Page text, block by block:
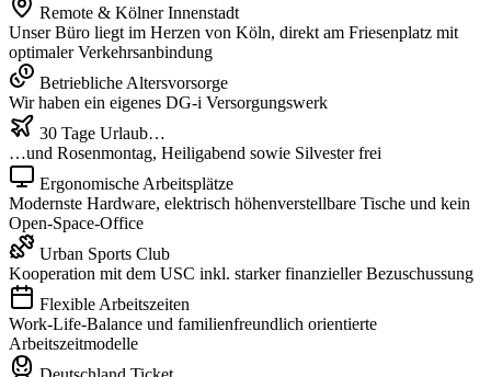
Remote & Kölner Innenstadt
Unser Büro liegt im Herzen von Köln, direkt am Friesenplatz mit
optimaler Verkehrsanbindung
Betriebliche Altersvorsorge
Wir haben ein eigenes DG-i Versorgungswerk
30 Tage Urlaub…
…und Rosenmontag, Heiligabend sowie Silvester frei
Ergonomische Arbeitsplätze
Modernste Hardware, elektrisch höhenverstellbare Tische und kein
Open-Space-Office
Urban Sports Club
Kooperation mit dem USC inkl. starker finanzieller Bezuschussung
Flexible Arbeitszeiten
Work-Life-Balance und familienfreundlich orientierte
Arbeitszeitmodelle